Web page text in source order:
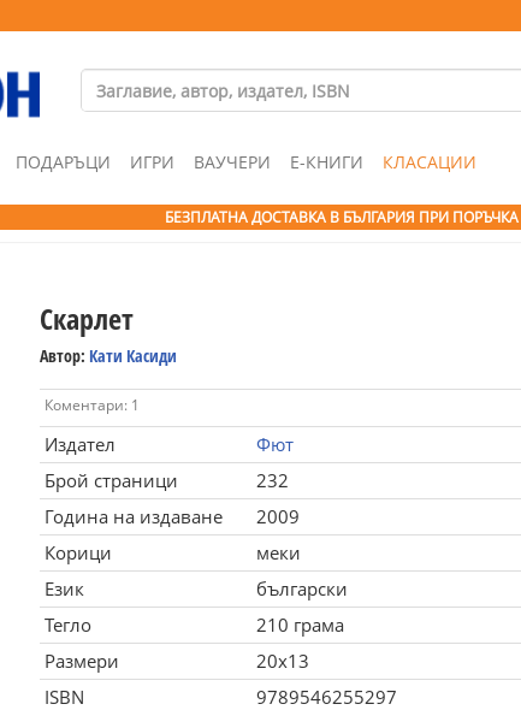
ПОДАРЪЦИ ИГРИ ВАУЧЕРИ Е-КНИГИ КЛАСАЦИИ
БЕЗПЛАТНА ДОСТАВКА В БЪЛГАРИЯ ПРИ ПОРЪЧКА
Скарлет
Автор: Кати Касиди
Коментари: 1
Издател
Фют
Брой страници
232
Година на издаване
2009
Корици
меки
Език
български
Тегло
210 грама
Размери
20x13
ISBN
9789546255297